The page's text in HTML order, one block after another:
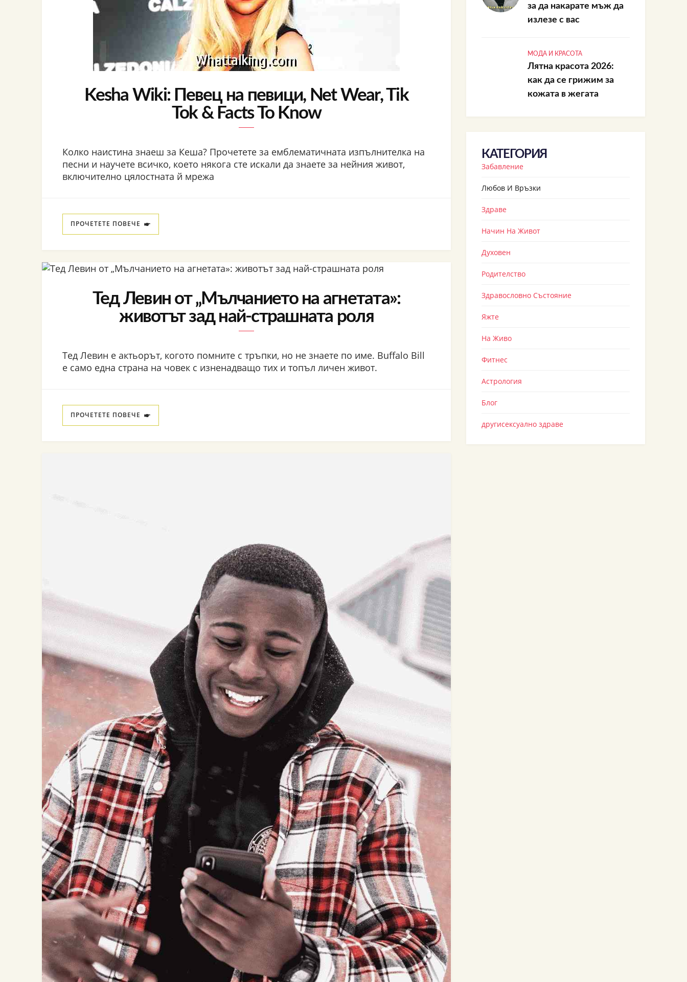
Kesha Wiki: Певец на певици, Net Wear, Tik
Tok & Facts To Know
Колко наистина знаеш за Кеша? Прочетете за емблематичната изпълнителка на
песни и научете всичко, което някога сте искали да знаете за нейния живот,
включително цялостната й мрежа
ПРОЧЕТЕТЕ ПОВЕЧЕ
Тед Левин от „Мълчанието на агнетата»:
животът зад най-страшната роля
Тед Левин е актьорът, когото помните с тръпки, но не знаете по име. Buffalo Bill
е само една страна на човек с изненадващо тих и топъл личен живот.
ПРОЧЕТЕТЕ ПОВЕЧЕ
за да накарате мъж да
излезе с вас
МОДА И КРАСОТА
Лятна красота 2026:
как да се грижим за
кожата в жегата
КАТЕГОРИЯ
Забавление
Любов И Връзки
Здраве
Начин На Живот
Духовен
Родителство
Здравословно Състояние
Яжте
На Живо
Фитнес
Астрология
Блог
другисексуално здраве